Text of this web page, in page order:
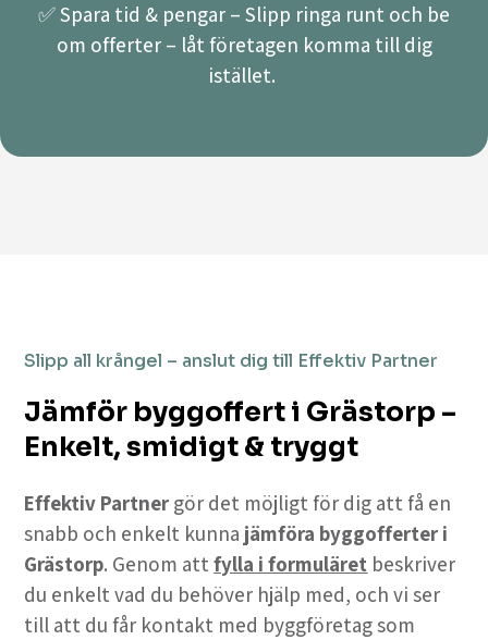
✅ Spara tid & pengar – Slipp ringa runt och be
om offerter – låt företagen komma till dig
istället.
Slipp all krångel – anslut dig till Effektiv Partner
Jämför byggoffert i Grästorp –
Enkelt, smidigt & tryggt
Effektiv Partner gör det möjligt för dig att få en
snabb och enkelt kunna jämföra byggofferter i
Grästorp. Genom attfylla i formuläret beskriver
du enkelt vad du behöver hjälp med, och vi ser
till att du får kontakt med byggföretag som